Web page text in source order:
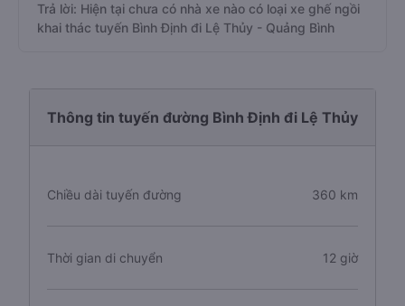
Trả lời: Hiện tại chưa có nhà xe nào có loại xe ghế ngồi
khai thác tuyến Bình Định đi Lệ Thủy - Quảng Bình
Thông tin tuyến đường Bình Định đi Lệ Thủy
Chiều dài tuyến đường 360 km
Thời gian di chuyển 12 giờ